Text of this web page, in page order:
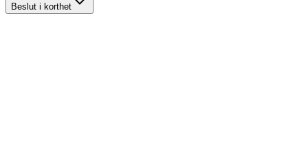
Beslut i korthet